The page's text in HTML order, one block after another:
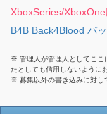
XboxSeries/
B4B Back4Blood バ
※ 管理人が管理人としてここ
たとしても信用しないように
※ 募集以外の書き込みに対し